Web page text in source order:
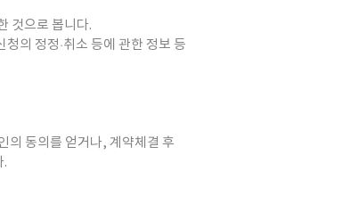
것으로 봅니다.
의 정정·취소 등에 관한 정보 등
의 동의를 얻거나, 계약체결 후
.